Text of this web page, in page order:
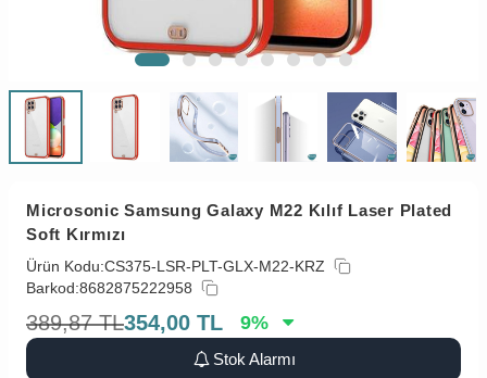
Microsonic Samsung Galaxy M22 Kılıf Laser Plated
Soft Kırmızı
Ürün Kodu:CS375-LSR-PLT-GLX-M22-KRZ
Barkod:8682875222958
389,87 TL354,00 TL 9%
Stok Alarmı